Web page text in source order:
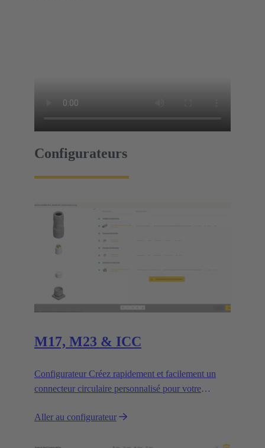
Configurateurs
M17, M23 & ICC
Configurateur Créez rapidement et facilement un
connecteur circulaire personnalisé pour votre
Aller au configurateur